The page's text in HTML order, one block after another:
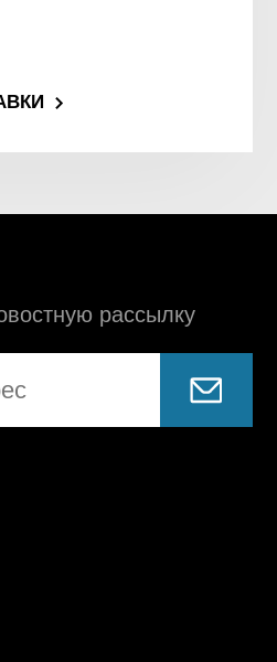
рассылку